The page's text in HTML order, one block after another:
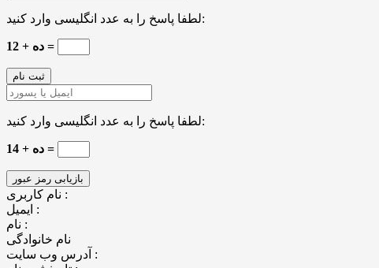
لطفا پاسخ را به عدد انگلیسی وارد کنید:
ده + 12 =
لطفا پاسخ را به عدد انگلیسی وارد کنید:
ده + 14 =
نام کاربری :
ایمیل :
نام :
نام خانوادگی
آدرس وب سایت :